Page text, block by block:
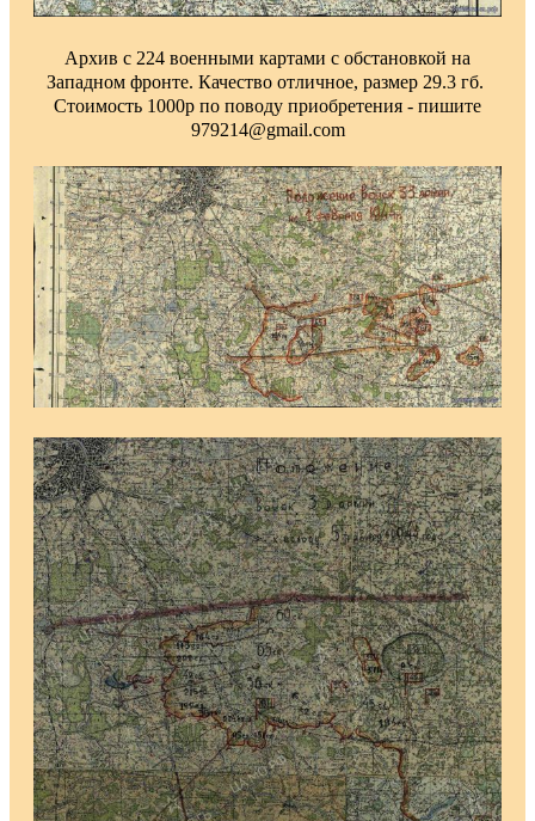
Архив с 224 военными картами с обстановкой на
Западном фронте. Качество отличное, размер 29.3 гб.
Стоимость 1000р по поводу приобретения - пишите
979214@gmail.com